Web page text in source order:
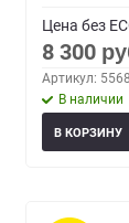
Цена без
8 300
Артикул:
В наличии
В КОРЗИНУ